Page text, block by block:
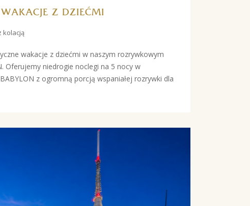
Z DZIEĆMI
kolacją
wakacje z dziećmi w naszym rozrywkowym
Oferujemy niedrogie noclegi na 5 nocy w
BABYLON z ogromną porcją wspaniałej rozrywki dla